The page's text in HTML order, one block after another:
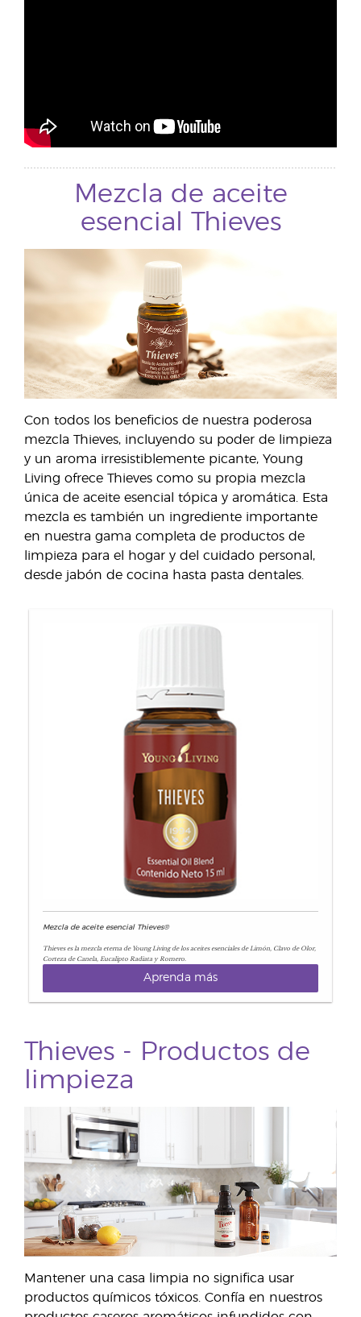
Mezcla de aceite
esencial Thieves
Con todos los beneficios de nuestra poderosa
mezcla Thieves, incluyendo su poder de limpieza
y un aroma irresistiblemente picante, Young
Living ofrece Thieves como su propia mezcla
única de aceite esencial tópica y aromática. Esta
mezcla es también un ingrediente importante
en nuestra gama completa de productos de
limpieza para el hogar y del cuidado personal,
desde jabón de cocina hasta pasta dentales.
Mezcla de aceite esencial Thieves®
Thieves es la mezcla eterna de Young Living de los aceites esenciales de Limón, Clavo de Olor,
Corteza de Canela, Eucalipto Radiata y Romero.
Aprenda más
Thieves - Productos de
limpieza
Mantener una casa limpia no significa usar
productos químicos tóxicos. Confía en nuestros